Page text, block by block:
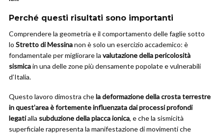
Perché questi risultati sono importanti
Comprendere la geometria e il comportamento delle faglie sotto
lo Stretto di Messinanon è solo un esercizio accademico: è
fondamentale per migliorare la valutazione della pericolosità
sismicain una delle zone più densamente popolate e vulnerabili
d’Italia.
Questo lavoro dimostra chela deformazione della crosta terrestre
in quest’area è fortemente influenzata dai processi profondi
legatialla subduzione della placca ionica, e che la sismicità
superficiale rappresenta la manifestazione di movimenti che